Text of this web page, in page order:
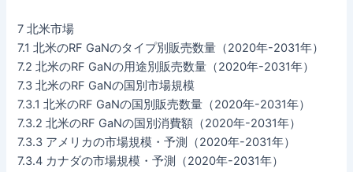
7 北米市場
7.1 北米のRF GaNのタイプ別販売数量（2020年-2031年）
7.2 北米のRF GaNの用途別販売数量（2020年-2031年）
7.3 北米のRF GaNの国別市場規模
7.3.1 北米のRF GaNの国別販売数量（2020年-2031年）
7.3.2 北米のRF GaNの国別消費額（2020年-2031年）
7.3.3 アメリカの市場規模・予測（2020年-2031年）
7.3.4 カナダの市場規模・予測（2020年-2031年）